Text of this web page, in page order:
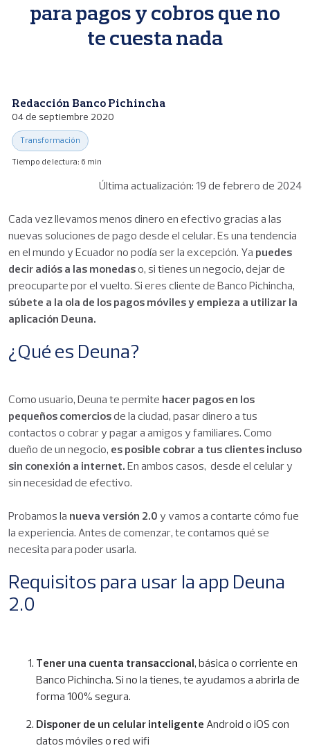
para pagos y cobros que no
te cuesta nada
Redacción Banco Pichincha
04 de septiembre 2020
Transformación
Tiempo de lectura: 6 min
Última actualización: 19 de febrero de 2024
Cada vez llevamos menos dinero en efectivo gracias a las
nuevas soluciones de pago desde el celular. Es una tendencia
en el mundo y Ecuador no podía ser la excepción. Ya puedes
decir adiós a las monedas o, si tienes un negocio, dejar de
preocuparte por el vuelto. Si eres cliente de Banco Pichincha,
súbete a la ola de los pagos móviles y empieza a utilizar la
aplicación Deuna.
¿Qué es Deuna?
Como usuario, Deuna te permite hacer pagos en los
pequeños comerciosde la ciudad, pasar dinero a tus
contactos o cobrar y pagar a amigos y familiares. Como
dueño de un negocio, es posible cobrar a tus clientes incluso
sin conexión a internet. En ambos casos, desde el celular y
sin necesidad de efectivo.
Probamos la nueva versión 2.0 y vamos a contarte cómo fue
la experiencia. Antes de comenzar, te contamos qué se
necesita para poder usarla.
Requisitos para usar la app Deuna
2.0
Tener una cuenta transaccional , básica o corriente en
Banco Pichincha. Si no la tienes, te ayudamos a abrirla de
forma 100% segura.
Disponer de un celular inteligente Android o iOS con
datos móviles o red wifi